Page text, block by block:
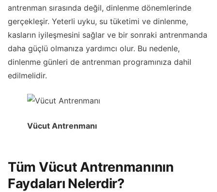
antrenman sırasında değil, dinlenme dönemlerinde
gerçekleşir. Yeterli uyku, su tüketimi ve dinlenme,
kasların iyileşmesini sağlar ve bir sonraki antrenmanda
daha güçlü olmanıza yardımcı olur. Bu nedenle,
dinlenme günleri de antrenman programınıza dahil
edilmelidir.
Vücut Antrenmanı
Tüm Vücut Antrenmanının
Faydaları Nelerdir?